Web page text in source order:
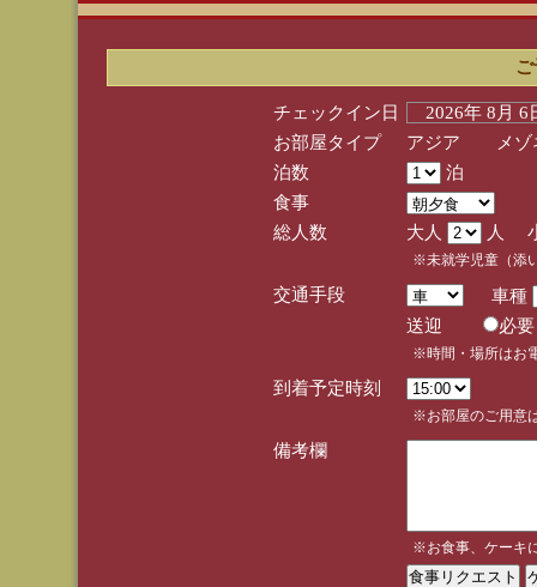
チェックイン日
2026年 8月
お部屋タイプ
アジア メゾネ
泊数
泊
食事
総人数
大人 人
※未就学児童（添
交通手段
車種
送迎
※時間・場所はお
到着予定時刻
※お部屋のご用意
備考欄
※お食事、ケーキ